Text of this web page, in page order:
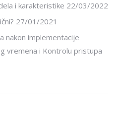
i karakteristike 22/03/2022
27/01/2021
nakon implementacije
vremena i Kontrolu pristupa